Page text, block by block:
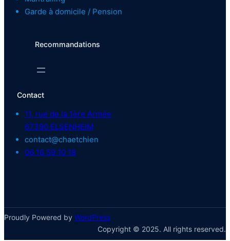
Garde à domicile / Pension
Recommandations
Contact
11, rue de la 1ère Armée
67390 ELSENHEIM
contact@chaetchien
06 16 59 10 18
Proudly Powered by WordPress
Copyright © 2025. All rights reserved.